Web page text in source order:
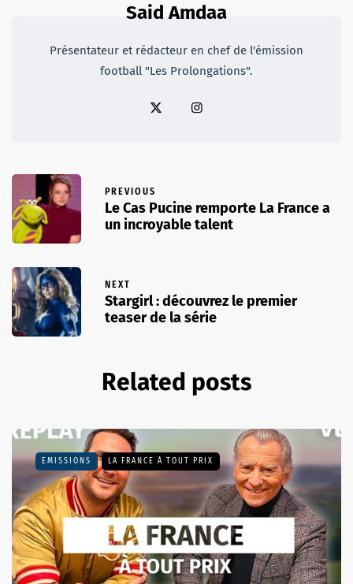
Said Amdaa
Présentateur et rédacteur en chef de l'émission
football "Les Prolongations".
PREVIOUS
Le Cas Pucine remporte La France a
un incroyable talent
NEXT
Stargirl : découvrez le premier
teaser de la série
Related posts
EMISSIONS LA FRANCE À TOUT PRIX